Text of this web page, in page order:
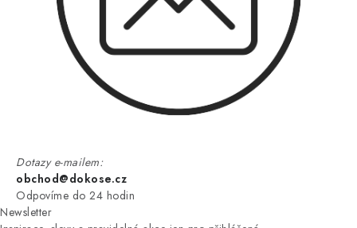
Dotazy e-mailem:
obchod@dokose.cz
Odpovíme do 24 hodin
Newsletter